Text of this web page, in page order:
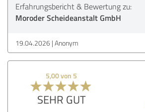
Erfahrungsbericht & Bewertung zu:
Moroder Scheideanstalt GmbH
19.04.2026 Anonym
5,00 von 5
SEHR GUT